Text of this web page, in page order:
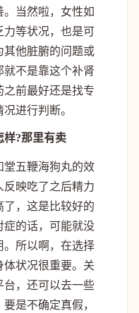
当然啦，女性如
等状况，也是可
他脏腑的问题或
不是靠这个补肾
前最好还是找专
进行判断。
样?那里有卖
五鞭海狗丸的效
映吃了之后精力
，这是比较好的
的话，可能就没
所以啊，在选择
状况很重要。关
，还可以去一些
是不确定真假，